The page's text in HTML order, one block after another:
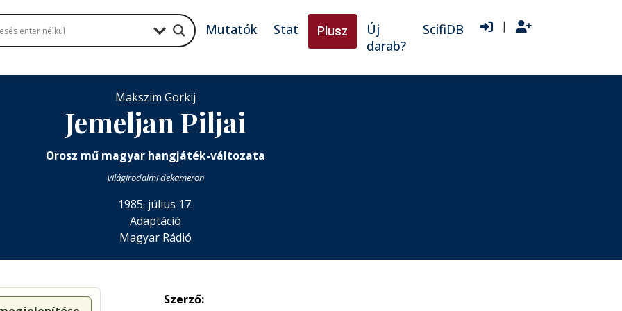
Mutatók Stat Plusz
Új
darab?
ScifiDB |
Makszim Gorkij
Jemeljan Piljai
Orosz mű magyar hangjáték-változata
Világirodalmi dekameron
1985. július 17.
Adaptáció
Magyar Rádió
Szerző: